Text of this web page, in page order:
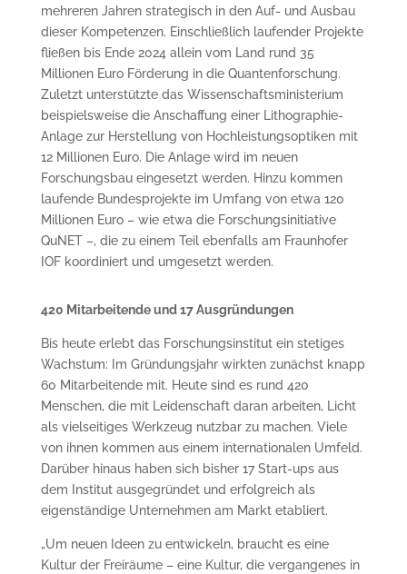
mehreren Jahren strategisch in den Auf- und Ausbau
dieser Kompetenzen. Einschließlich laufender Projekte
fließen bis Ende 2024 allein vom Land rund 35
Millionen Euro Förderung in die Quantenforschung.
Zuletzt unterstützte das Wissenschaftsministerium
beispielsweise die Anschaffung einer Lithographie-
Anlage zur Herstellung von Hochleistungsoptiken mit
12 Millionen Euro. Die Anlage wird im neuen
Forschungsbau eingesetzt werden. Hinzu kommen
laufende Bundesprojekte im Umfang von etwa 120
Millionen Euro – wie etwa die Forschungsinitiative
QuNET –, die zu einem Teil ebenfalls am Fraunhofer
IOF koordiniert und umgesetzt werden.
420 Mitarbeitende und 17 Ausgründungen
Bis heute erlebt das Forschungsinstitut ein stetiges
Wachstum: Im Gründungsjahr wirkten zunächst knapp
60 Mitarbeitende mit. Heute sind es rund 420
Menschen, die mit Leidenschaft daran arbeiten, Licht
als vielseitiges Werkzeug nutzbar zu machen. Viele
von ihnen kommen aus einem internationalen Umfeld.
Darüber hinaus haben sich bisher 17 Start-ups aus
dem Institut ausgegründet und erfolgreich als
eigenständige Unternehmen am Markt etabliert.
„Um neuen Ideen zu entwickeln, braucht es eine
Kultur der Freiräume – eine Kultur, die vergangenes in